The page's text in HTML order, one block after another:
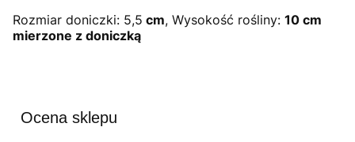
Rozmiar doniczki: 5,5 cm, Wysokość rośliny: 10 cm
mierzone z doniczką
Ocena sklepu